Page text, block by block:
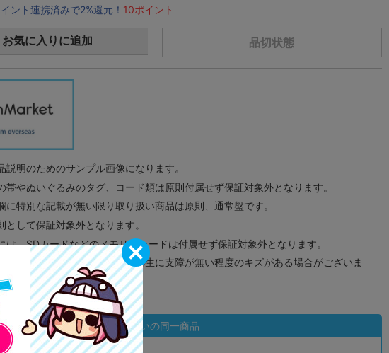
ント連携済みで2%還元！ 10ポイント
品切状態
お気に入りに追加
説明のためのサンプル画像になります。
帯やぬいぐるみのタグ、コード類は原則付属せず保証対象外となります。
に特別な記載が無い限り取り扱い商品は原則、通常盤です。
として保証対象外となります。
は、SDカードなどのメモリーカードは付属せず保証対象外となります。
み取り面のキズに関しまして再生に支障が無い程度のキズがある場合がございま
てはコチラ
状態違いの同一商品